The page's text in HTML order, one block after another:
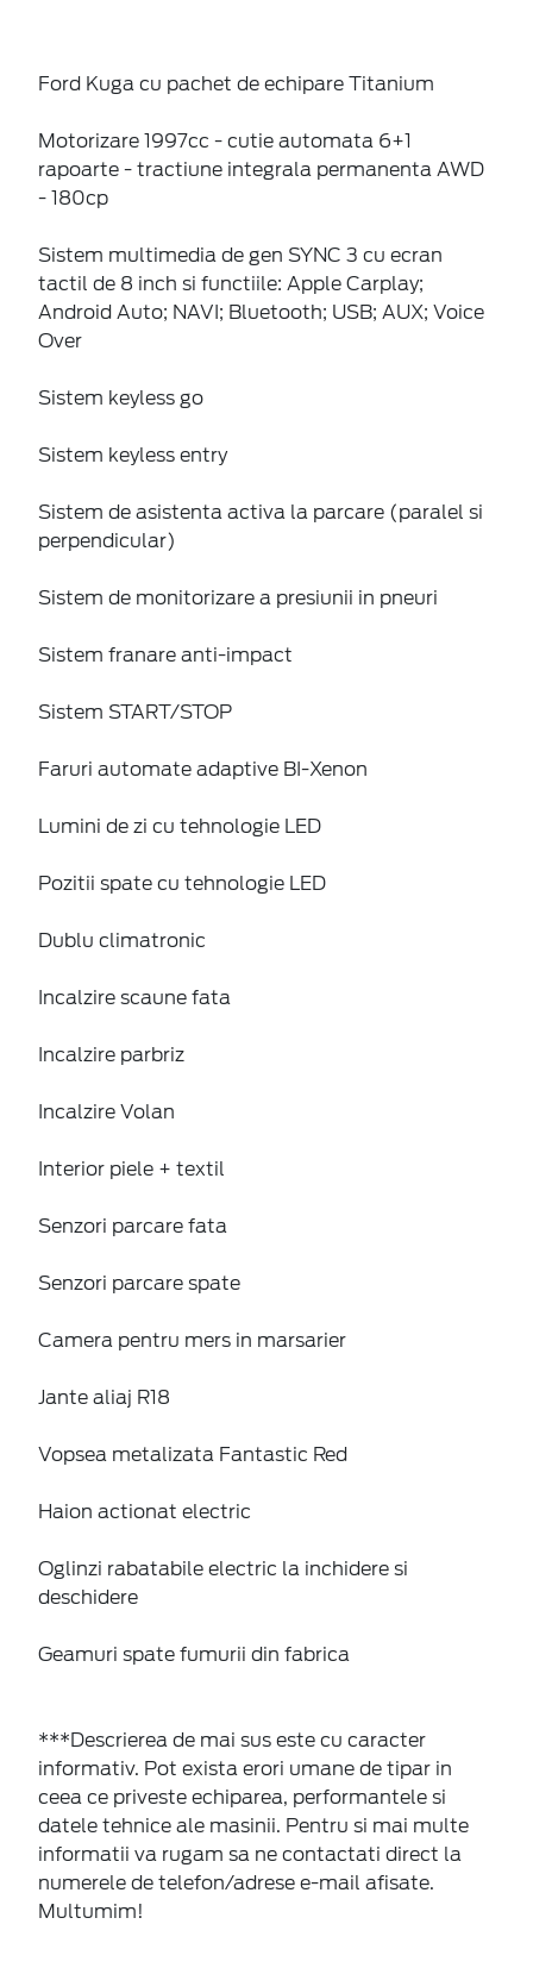
Ford Kuga cu pachet de echipare Titanium
Motorizare 1997cc - cutie automata 6+1
rapoarte - tractiune integrala permanenta AWD
- 180cp
Sistem multimedia de gen SYNC 3 cu ecran
tactil de 8 inch si functiile: Apple Carplay;
Android Auto; NAVI; Bluetooth; USB; AUX; Voice
Over
Sistem keyless go
Sistem keyless entry
Sistem de asistenta activa la parcare (paralel si
perpendicular)
Sistem de monitorizare a presiunii in pneuri
Sistem franare anti-impact
Sistem START/STOP
Faruri automate adaptive BI-Xenon
Lumini de zi cu tehnologie LED
Pozitii spate cu tehnologie LED
Dublu climatronic
Incalzire scaune fata
Incalzire parbriz
Incalzire Volan
Interior piele + textil
Senzori parcare fata
Senzori parcare spate
Camera pentru mers in marsarier
Jante aliaj R18
Vopsea metalizata Fantastic Red
Haion actionat electric
Oglinzi rabatabile electric la inchidere si
deschidere
Geamuri spate fumurii din fabrica
***Descrierea de mai sus este cu caracter
informativ. Pot exista erori umane de tipar in
ceea ce priveste echiparea, performantele si
datele tehnice ale masinii. Pentru si mai multe
informatii va rugam sa ne contactati direct la
numerele de telefon/adrese e-mail afisate.
Multumim!